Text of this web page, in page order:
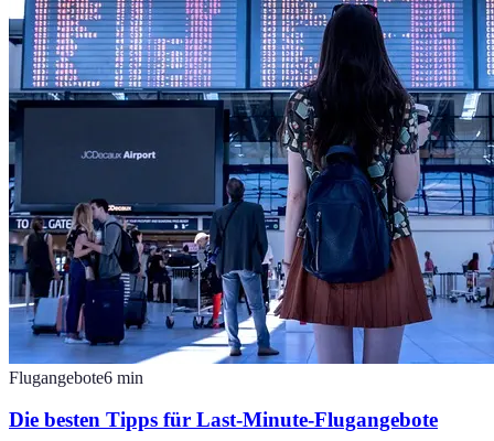
Flugangebote6 min
Die besten Tipps für Last-Minute-Flugangebote